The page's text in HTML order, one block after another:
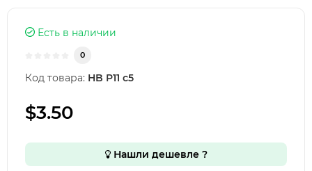
Есть в наличии
0
Код товара: HB P11 c5
$3.50
Нашли дешевле ?